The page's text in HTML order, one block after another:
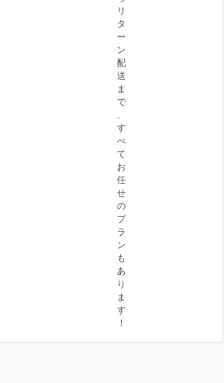
リ
タ
ー
ン
配
送
ま
で
す
べ
て
お
任
せ
の
プ
ラ
ン
も
あ
り
ま
す
！